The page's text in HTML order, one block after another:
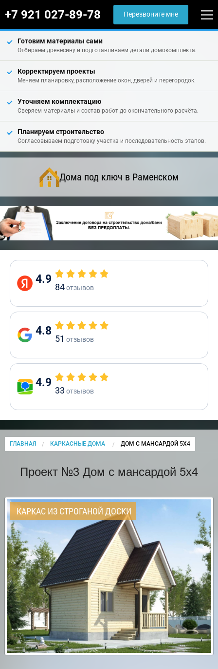
+7 921 027-89-78 Перезвоните мне
Готовим материалы сами
Отбираем древесину и подготавливаем детали домокомплекта.
Корректируем проекты
Меняем планировку, расположение окон, дверей и перегородок.
Уточняем комплектацию
Сверяем материалы и состав работ до окончательного расчёта.
Планируем строительство
Согласовываем подготовку участка и последовательность этапов.
Дома под ключ в Раменском
4.9
84отзывов
4.8
51 отзывов
4.9
33 отзывов
ГЛАВНАЯ КАРКАСНЫЕ ДОМА CURRENT:
ДОМ С МАНСАРДОЙ 5Х4
Проект №3 Дом с мансардой 5х4
КАРКАС ИЗ СТРОГАНОЙ ДОСКИ